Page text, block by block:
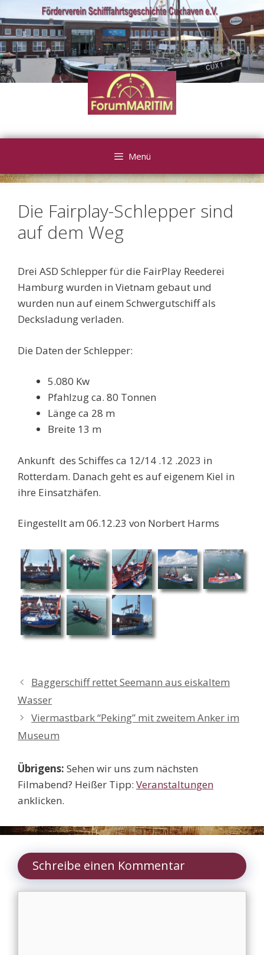
Inhalt
springen
Menü
Die Fairplay-Schlepper sind
auf dem Weg
Drei ASD Schlepper für die FairPlay Reederei
Hamburg wurden in Vietnam gebaut und
wurden nun auf einem Schwergutschiff als
Decksladung verladen.
Die Daten der Schlepper:
5.080 Kw
Pfahlzug ca. 80 Tonnen
Länge ca 28 m
Breite 13 m
Ankunft des Schiffes ca 12/14 .12 .2023 in
Rotterdam. Danach geht es auf eigenem Kiel in
ihre Einsatzhäfen.
Eingestellt am 06.12.23 von Norbert Harms
Baggerschiff rettet Seemann aus eiskaltem
Wasser
Viermastbark “Peking” mit zweitem Anker im
Museum
Übrigens: Sehen wir uns zum nächsten
Filmabend? Heißer Tipp: Veranstaltungen
anklicken.
Schreibe einen Kommentar